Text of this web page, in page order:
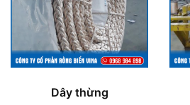
Dây thừng